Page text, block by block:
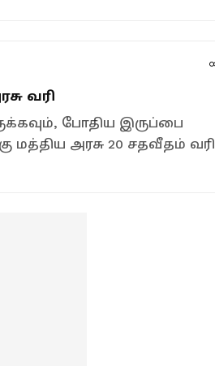
வரி
போதிய இருப்பை
மத்திய அரசு 20 சதவீதம் வரி